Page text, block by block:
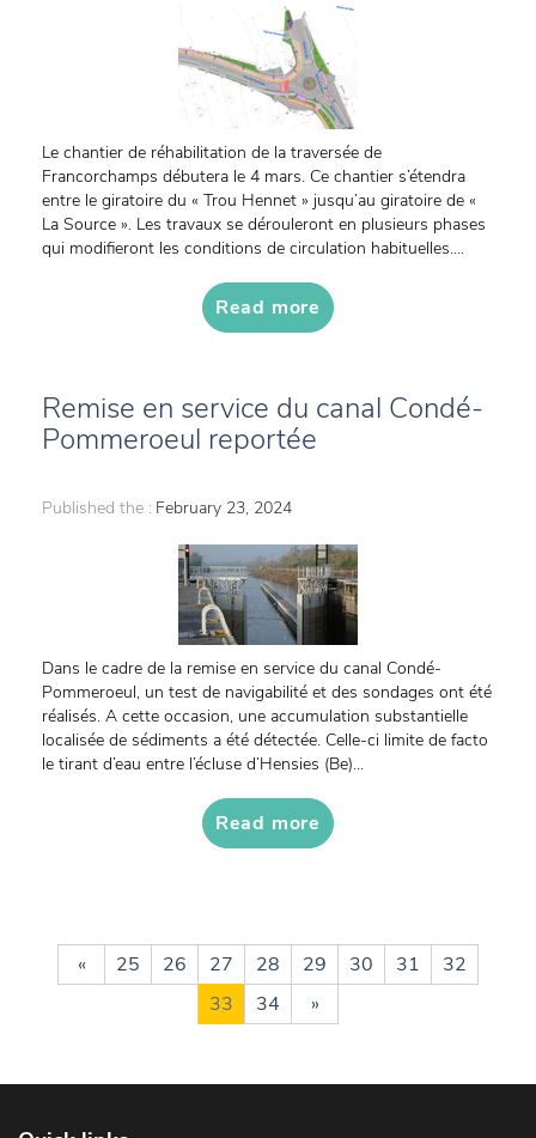
Le chantier de réhabilitation de la traversée de
Francorchamps débutera le 4 mars. Ce chantier s’étendra
entre le giratoire du « Trou Hennet » jusqu’au giratoire de «
La Source ». Les travaux se dérouleront en plusieurs phases
qui modifieront les conditions de circulation habituelles....
Read more
Remise en service du canal Condé-
Pommeroeul reportée
Published the : February 23, 2024
Dans le cadre de la remise en service du canal Condé-
Pommeroeul, un test de navigabilité et des sondages ont été
réalisés. A cette occasion, une accumulation substantielle
localisée de sédiments a été détectée. Celle-ci limite de facto
le tirant d’eau entre l’écluse d’Hensies (Be)...
Read more
« 25 26 27 28 29 30 31
32
33
34 »